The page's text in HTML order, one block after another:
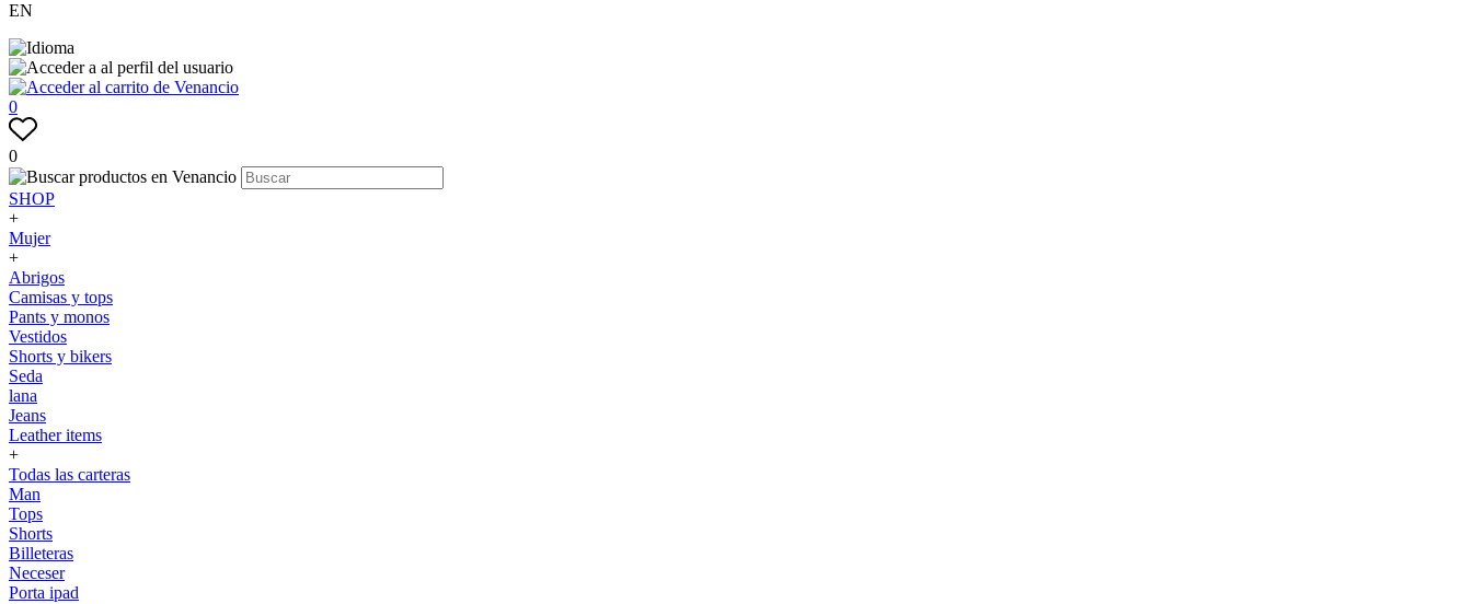
EN
0
0
SHOP
+
Mujer
+
Abrigos
Camisas y tops
Pants y monos
Vestidos
Shorts y bikers
Seda
lana
Jeans
Leather items
+
Todas las carteras
Man
Tops
Shorts
Billeteras
Neceser
Porta ipad